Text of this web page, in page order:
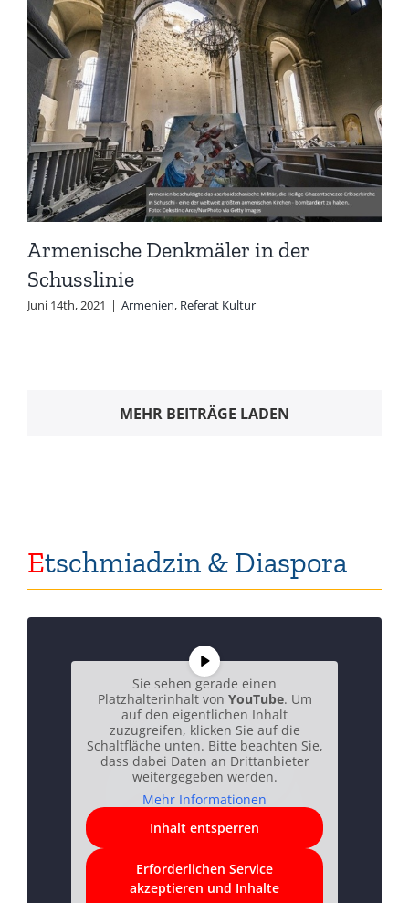
Armenische Denkmäler in der
Schusslinie
Juni 14th, 2021 | Armenien, Referat Kultur
MEHR BEITRÄGE LADEN
Etschmiadzin & Diaspora
Sie sehen gerade einen
Platzhalterinhalt von YouTube. Um
auf den eigentlichen Inhalt
zuzugreifen, klicken Sie auf die
Schaltfläche unten. Bitte beachten Sie,
dass dabei Daten an Drittanbieter
weitergegeben werden.
Mehr Informationen
Inhalt entsperren
Erforderlichen Service
akzeptieren und Inhalte